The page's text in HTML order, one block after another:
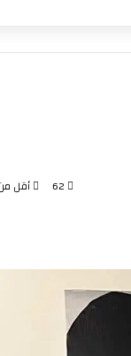
62 أقل